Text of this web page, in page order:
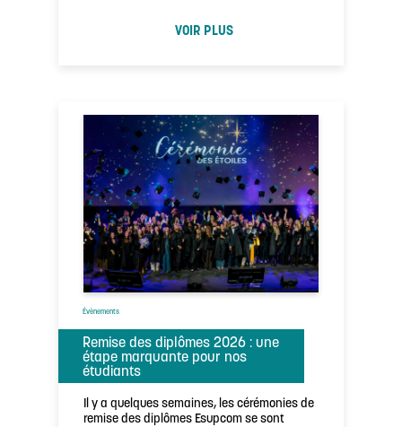
VOIR PLUS
Évènements
Remise des diplômes 2026 : une
étape marquante pour nos
étudiants
Il y a quelques semaines, les cérémonies de
remise des diplômes Esupcom se sont